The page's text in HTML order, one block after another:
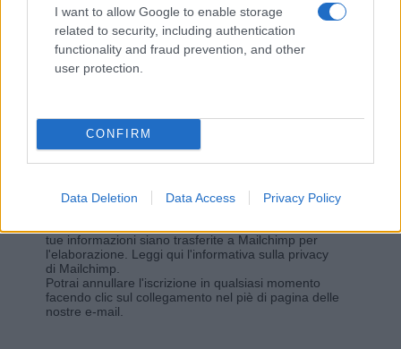
I want to allow Google to enable storage
related to security, including authentication
functionality and fraud prevention, and other
user protection.
CONFIRM
Data Deletion Data Access Privacy Policy
Vuoi rimanere sempre aggiornato?
Iscriviti alla newsletter di Gallura Oggi e ricevi le nostre
email periodiche contenenti le ultime notizie pubblicate
Indirizzo email*
Privacy
tue informazioni siano trasferite a Mailchimp per
l'elaborazione. Leggi qui l'informativa sulla privacy
di Mailchimp
Potrai annullare l'iscrizione in qualsiasi momento
facendo clic sul collegamento nel piè di pagina delle
nostre e-mail.